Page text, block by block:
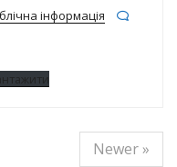
інформація
Newer »